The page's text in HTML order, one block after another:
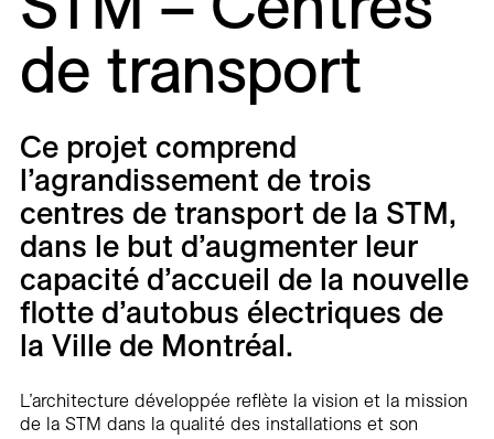
Carrières
Contact
de transport
Ce projet comprend
l’agrandissement de trois
centres de transport de la STM,
dans le but d’augmenter leur
capacité d’accueil de la nouvelle
flotte d’autobus électriques de
la Ville de Montréal.
L’architecture développée reflète la vision et la mission
de la STM dans la qualité des installations et son